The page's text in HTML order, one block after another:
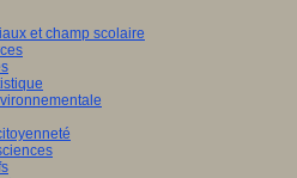
et champ scolaire